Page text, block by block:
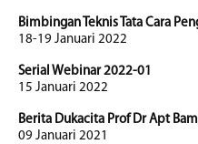
Bimbingan Teknis Tata Cara
18-19 Januari 2022
Serial Webinar 2022-01
15 Januari 2022
Berita Dukacita Prof Dr Apt
09 Januari 2021